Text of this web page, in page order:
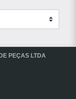
PEÇAS LTDA